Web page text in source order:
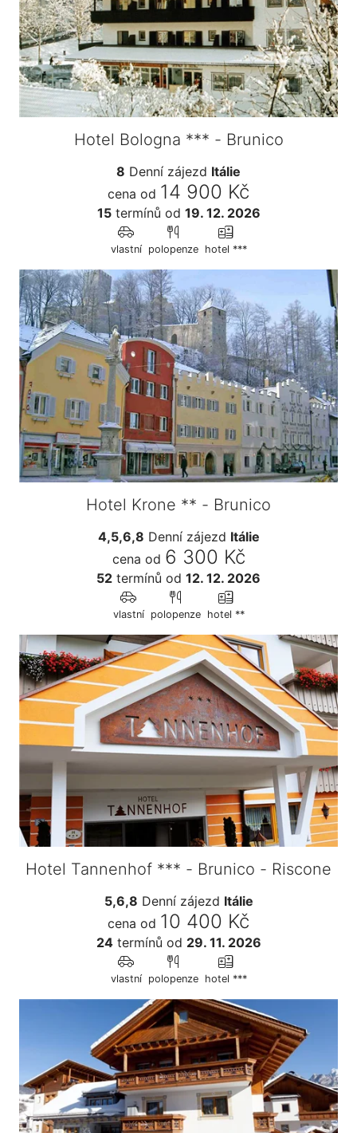
Hotel Bologna *** - Brunico
8 Denní zájezd Itálie
cena od 14 900 Kč
15termínů od 19. 12. 2026
vlastní polopenze hotel ***
Hotel Krone ** - Brunico
4,5,6,8 Denní zájezd Itálie
cena od 6 300 Kč
52 termínů od 12. 12. 2026
vlastní polopenze hotel **
Hotel Tannenhof *** - Brunico - Riscone
5,6,8 Denní zájezd Itálie
cena od 10 400 Kč
24termínů od 29. 11. 2026
vlastní polopenze hotel ***